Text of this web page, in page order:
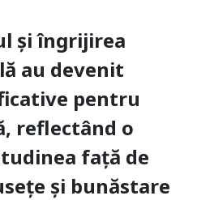
și îngrijirea
au devenit
pentru
reflectând o
față de
și bunăstare